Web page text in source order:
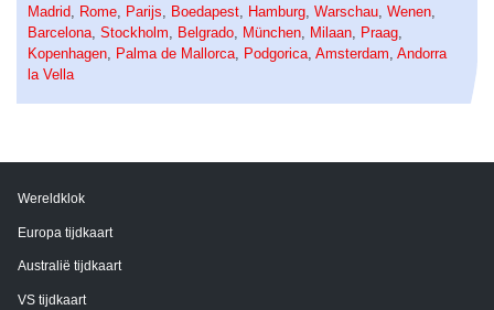
Madrid
Rome Parijs Boedapest Hamburg Warschau Wenen
Barcelona Stockholm Belgrado München Milaan Praag
Kopenhagen
Palma de Mallorca Podgorica Amsterdam Andorra
la Vella
Wereldklok
Europa tijdkaart
Australië tijdkaart
VS tijdkaart